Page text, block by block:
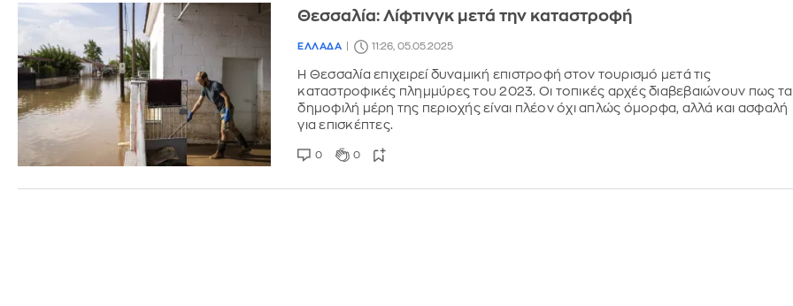
Θεσσαλία: Λίφτινγκ μετά την καταστροφή
ΕΛΛΑΔΑ 11:26, 05.05.2025
Η Θεσσαλία επιχειρεί δυναμική επιστροφή στον τουρισμό μετά τις
καταστροφικές πλημμύρες του 2023. Οι τοπικές αρχές διαβεβαιώνουν πως τα
δημοφιλή μέρη της περιοχής είναι πλέον όχι απλώς όμορφα, αλλά και ασφαλή
για επισκέπτες.
0 0